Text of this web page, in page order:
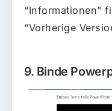
“Informationen”
“Vorherige
9. Binde